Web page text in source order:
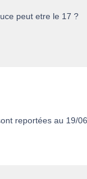
peut etre le 17 ?
reportées au 19/